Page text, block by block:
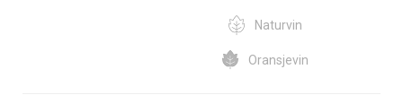
Naturvin
Oransjevin